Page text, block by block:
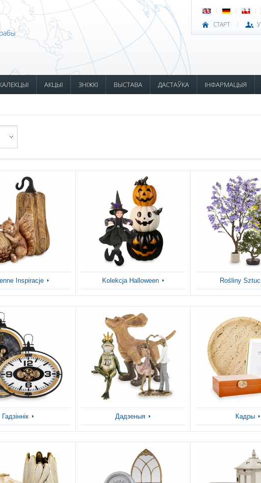
СТАРТ
АКЦЫІ ЗНІЖКІ ВЫСТАВА ДАСТАЎКА ІНФАРМАЦЫЯ
Inspiracje Kolekcja Halloween Rośliny
Гадзіннік Дадзеныя Кадры